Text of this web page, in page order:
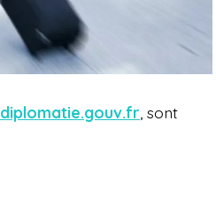
diplomatie.gouv.fr , sont